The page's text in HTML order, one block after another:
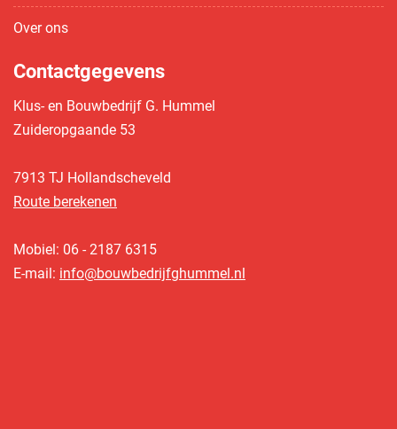
Over ons
Contactgegevens
Klus- en Bouwbedrijf G. Hummel
Zuideropgaande 53
7913 TJ Hollandscheveld
Route berekenen
Mobiel: 06 - 2187 6315
E-mail: info@bouwbedrijfghummel.nl